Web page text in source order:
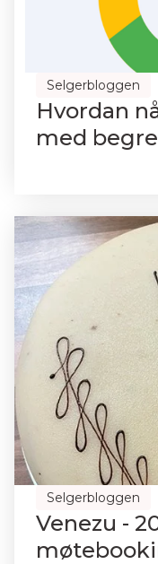
Selgerbloggen
Hvordan
med
Selgerbloggen
Venezu -